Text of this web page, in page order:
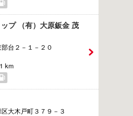
プ （有）大原鈑金 茂
台２－１－２０
km
大木戸町３７９－３